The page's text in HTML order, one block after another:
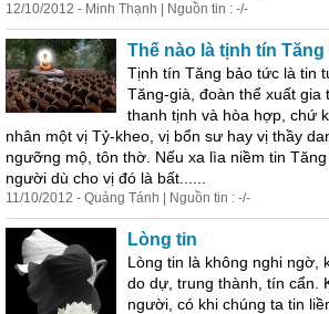
12/10/2012 - Minh Thạnh | Nguồn tin : -/-
Thế nào là tịnh tín Tăng
Tịnh tín Tăng bảo tức là tin
Tăng-già, đoàn thể xuất
thanh tịnh và hòa hợp, chứ
nhân một vị Tỷ-kheo, vị bổn sư hay vị thầy
ngưỡng mộ, tôn thờ. Nếu xa lìa niềm tin
người dù cho vị đó là bất......
11/10/2012 - Quảng Tánh | Nguồn tin : -/-
Lòng tin
Lòng tin là không nghi ngờ,
do dự, trung thành, tín cẩn.
người, có khi chúng ta tin